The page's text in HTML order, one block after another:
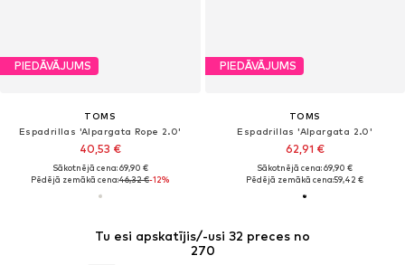
PIEDĀVĀJUMS
TOMS
Espadrillas 'Alpargata Rope 2.0'
40,53 €
Sākotnējā cena: 69,90 €
Pēdējā zemākā cena:46,32 €-12%
PIEDĀVĀJUMS
TOMS
Espadrillas 'Alpargata 2.0'
62,91 €
Sākotnējā cena: 69,90 €
Pēdējā zemākā cena:59,42 €
Tu esi apskatījis/-usi 32 preces no
270